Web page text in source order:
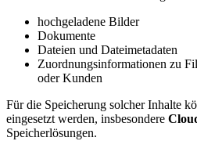
hochgeladene Bilder
Dokumente
Dateien und Dateimetadaten
Zuordnungsinformationen zu
oder Kunden
Für die Speicherung solcher Inhalte
eingesetzt werden, insbesondere
Speicherlösungen.